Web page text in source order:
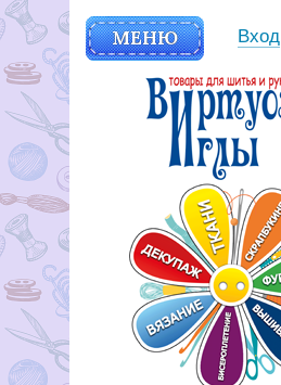
МЕНЮ Вход